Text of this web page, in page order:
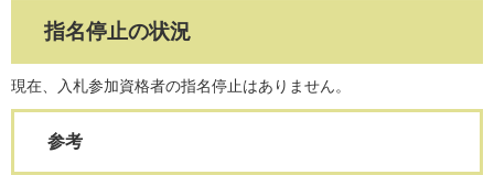
指名停止の状況
現在、入札参加資格者の指名停止はありません。
参考